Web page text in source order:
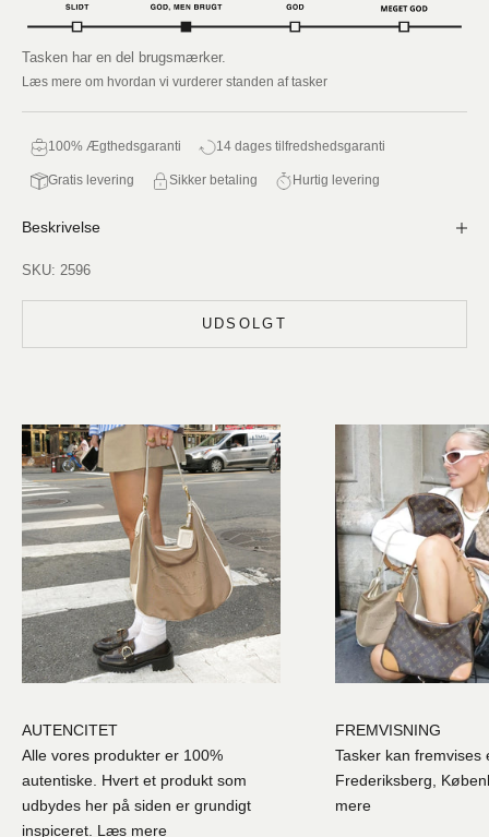
Tasken har en del brugsmærker.
Læs mere om hvordan vi vurderer standen af tasker
100% Ægthedsgaranti 14 dages tilfredshedsgaranti
Gratis levering Sikker betaling Hurtig levering
Beskrivelse
SKU: 2596
UDSOLGT
AUTENCITET
Alle vores produkter er 100%
autentiske. Hvert et produkt som
udbydes her på siden er grundigt
inspiceret. Læs mere
FREMVISNING
Tasker kan fremvises
Frederiksberg,
mere